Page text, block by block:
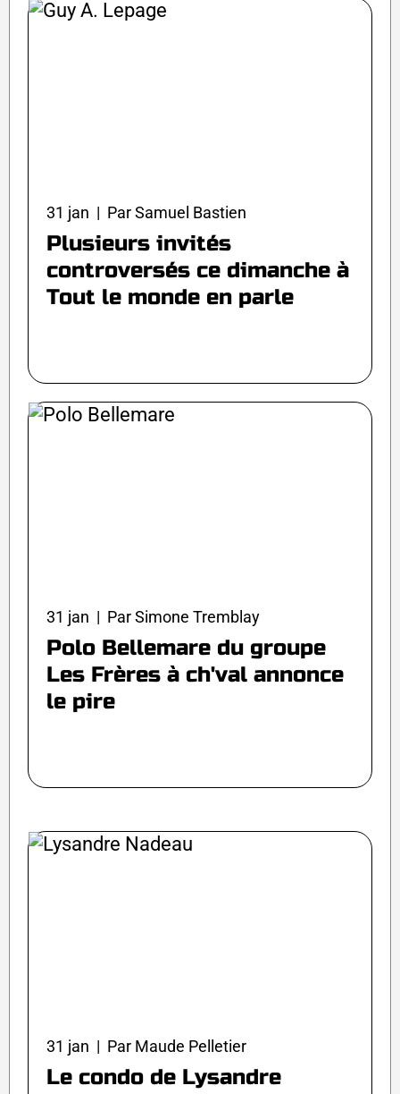
31 jan | Par Samuel Bastien
Plusieurs invités
controversés ce dimanche à
Tout le monde en parle
31 jan | Par Simone Tremblay
Polo Bellemare du groupe
Les Frères à ch'val annonce
le pire
31 jan | Par Maude Pelletier
Le condo de Lysandre